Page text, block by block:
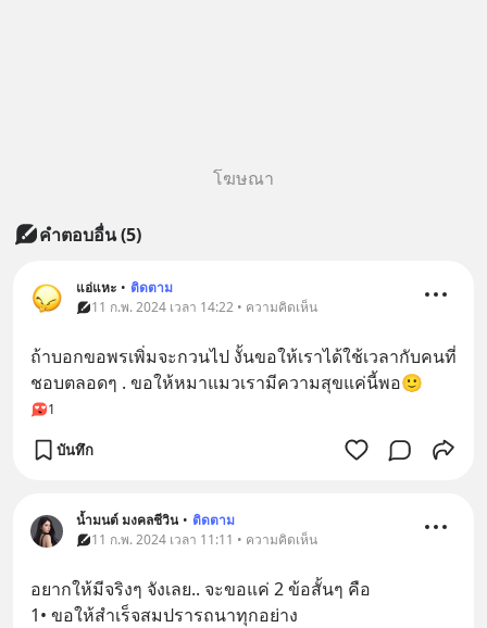
โฆษณา
คำตอบอื่น(5)
แอ่แหะ • ติดตาม
11 ก.พ. 2024 เวลา 14:22 • ความคิดเห็น
ถ้าบอกขอพรเพิ่มจะกวนไป งั้นขอให้เราได้ใช้เวลากับคนที่
ชอบตลอดๆ . ขอให้หมาแมวเรามีความสุขแค่นี้พอ🙂
1
บันทึก
น้ำมนต์ มงคลชีวิน • ติดตาม
11 ก.พ. 2024 เวลา 11:11 • ความคิดเห็น
อยากให้มีจริงๆ จังเลย.. จะขอแค่ 2 ข้อสั้นๆ คือ
1• ขอให้สำเร็จสมปรารถนาทุกอย่าง